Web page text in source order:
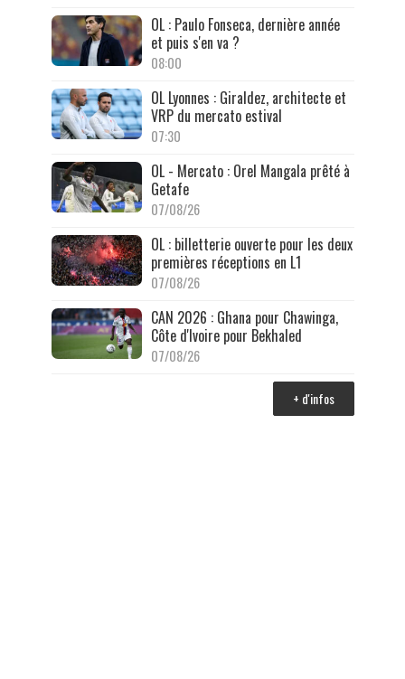
OL : Paulo Fonseca, dernière année
et puis s'en va ?
08:00
OL Lyonnes : Giraldez, architecte et
VRP du mercato estival
07:30
OL - Mercato : Orel Mangala prêté à
Getafe
07/08/26
OL : billetterie ouverte pour les deux
premières réceptions en L1
07/08/26
CAN 2026 : Ghana pour Chawinga,
Côte d'Ivoire pour Bekhaled
07/08/26
+ d'infos